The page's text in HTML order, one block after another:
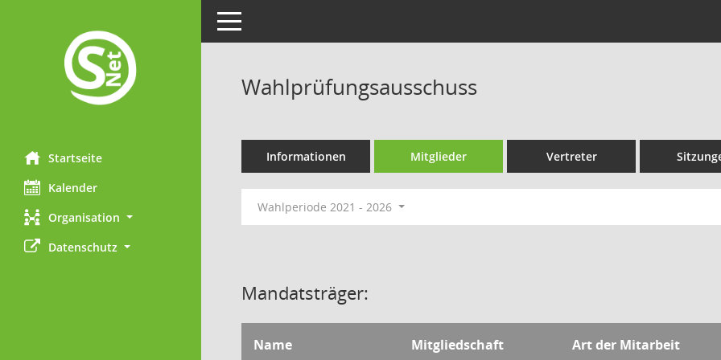
Startseite
Kalender
Organisation
Datenschutz
Toggle navigation
Wahlprüfungsausschuss
Informationen Mitglieder Vertreter
Wahlperiode 2021 - 2026
Mandatsträger:
Name Mitgliedschaft Art der Mitarbeit